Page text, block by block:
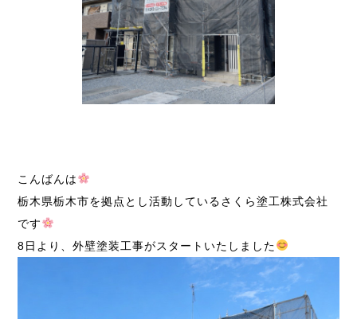
こんばんは
栃木県栃木市を拠点とし活動しているさくら塗工株式会社
です
8日より、外壁塗装工事がスタートいたしました